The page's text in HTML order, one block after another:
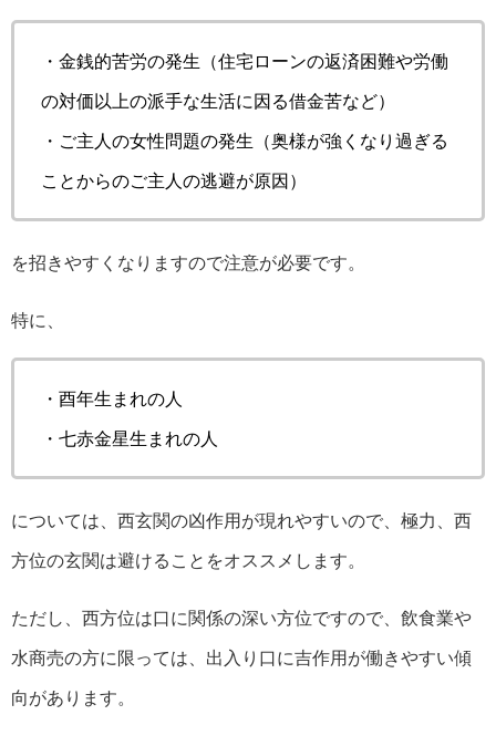
・金銭的苦労の発生（住宅ローンの返済困難や労働
の対価以上の派手な生活に因る借金苦など）
・ご主人の女性問題の発生（奥様が強くなり過ぎる
ことからのご主人の逃避が原因）
を招きやすくなりますので注意が必要です。
特に、
・酉年生まれの人
・七赤金星生まれの人
については、西玄関の凶作用が現れやすいので、極力、西
方位の玄関は避けることをオススメします。
ただし、西方位は口に関係の深い方位ですので、飲食業や
水商売の方に限っては、出入り口に吉作用が働きやすい傾
向があります。